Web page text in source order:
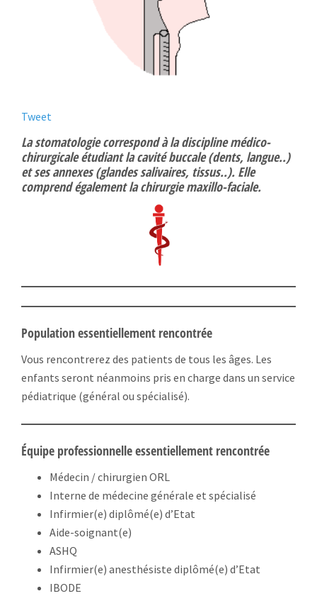
Tweet
La stomatologie correspond à la discipline médico-
chirurgicale étudiant la cavité buccale (dents, langue..)
et ses annexes (glandes salivaires, tissus..). Elle
comprend également la chirurgie maxillo-faciale.
Population essentiellement rencontrée
Vous rencontrerez des patients de tous les âges. Les
enfants seront néanmoins pris en charge dans un service
pédiatrique (général ou spécialisé).
Équipe professionnelle essentiellement rencontrée
Médecin / chirurgien ORL
Interne de médecine générale et spécialisé
Infirmier(e) diplômé(e) d’Etat
Aide-soignant(e)
ASHQ
Infirmier(e) anesthésiste diplômé(e) d’Etat
IBODE